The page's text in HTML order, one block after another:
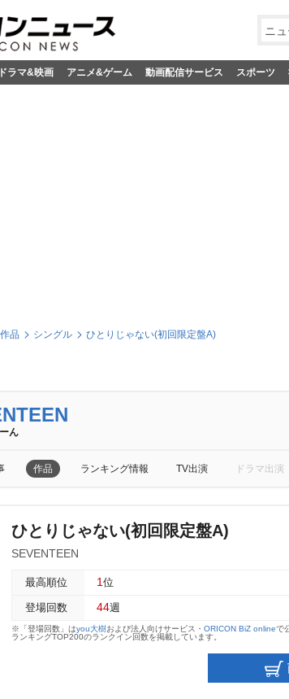
ニ
ドラマ&映画 アニメ&ゲーム 動画配信サービス スポーツ
作品 シングル ひとりじゃない(初回限定盤A)
ん
作品 ランキング情報 TV出演 ドラマ出演
ひとりじゃない(初回限定盤A)
SEVENTEEN
最高順位 1 位
登場回数 44週
※「登場回数」はyou大樹および法人向けサービス・ ORICON BiZ onlineで
ランキングTOP200のランクイン回数を掲載しています。